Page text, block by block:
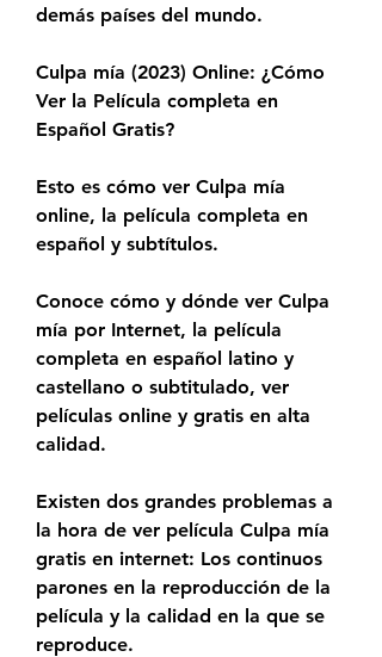
demás países del mundo.
Culpa mía (2023) Online: ¿Cómo
Ver la Película completa en
Español Gratis?
Esto es cómo ver Culpa mía
online, la película completa en
español y subtítulos.
Conoce cómo y dónde ver Culpa
mía por Internet, la película
completa en español latino y
castellano o subtitulado, ver
películas online y gratis en alta
calidad.
Existen dos grandes problemas a
la hora de ver película Culpa mía
gratis en internet: Los continuos
parones en la reproducción de la
película y la calidad en la que se
reproduce.